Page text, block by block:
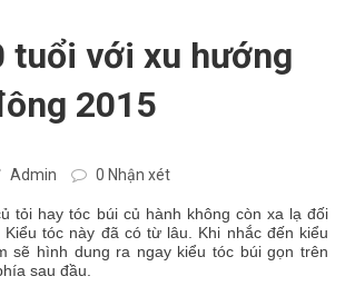
tuổi với xu hướng
2015
Admin 0 Nhận xét
tỏi hay tóc búi củ hành không còn xa lạ đối
tóc này đã có từ lâu. Khi nhắc đến kiểu
sẽ hình dung ra ngay kiểu tóc búi gọn trên
sau đầu.